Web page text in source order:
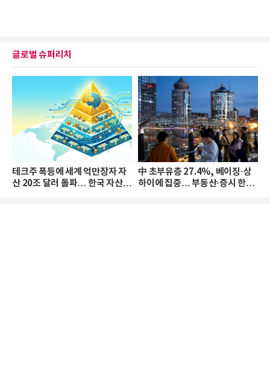
글로벌 슈퍼리치
테크주 폭등에 세계 억만장자 자
산 20조 달러 돌파… 한국 자산
中 초부유층 27.4%, 베이징·상
하이에 집중… 부동산·증시 한파